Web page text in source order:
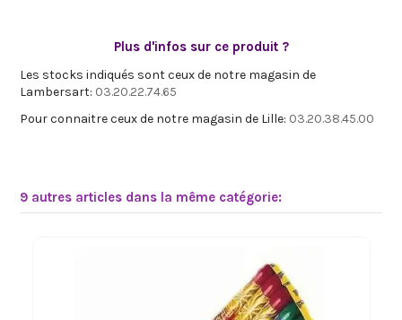
Plus d'infos sur ce produit ?
Les stocks indiqués sont ceux de notre magasin de
Lambersart: 03.20.22.74.65
Pour connaitre ceux de notre magasin de Lille: 03.20.38.45.00
9 autres articles dans la même catégorie: